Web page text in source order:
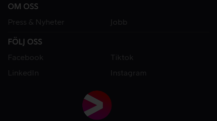
OM OSS
Press & Nyheter
Jobb
FÖLJ OSS
Facebook
Tiktok
LinkedIn
Instagram